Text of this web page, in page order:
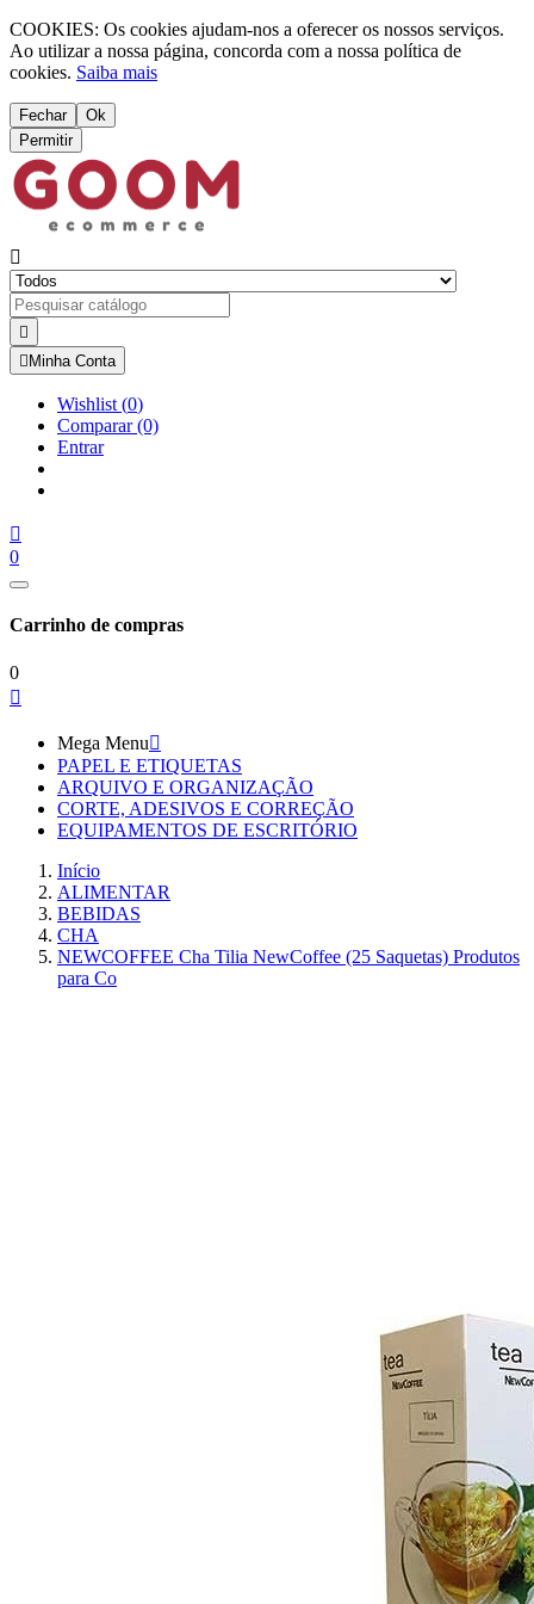
COOKIES: Os cookies ajudam-nos a oferecer os nossos serviços.
Ao utilizar a nossa página, concorda com a nossa política de
cookies. Saiba mais
Fechar
Ok
Permitir


 Minha Conta
Wishlist (0)
Comparar(0)
Entrar

0
Carrinho de compras
0

Mega Menu
PAPEL E ETIQUETAS
ARQUIVO E ORGANIZAÇÃO
CORTE, ADESIVOS E CORREÇÃO
EQUIPAMENTOS DE ESCRITÓRIO
Início
ALIMENTAR
BEBIDAS
CHA
NEWCOFFEE Cha Tilia NewCoffee (25 Saquetas) Produtos
para Co